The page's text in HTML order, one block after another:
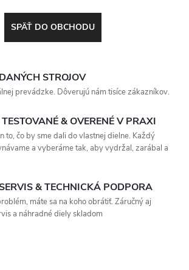
SPÄŤ DO OBCHODU
STROJOV
prevádzke. Dôverujú nám tisíce zákazníkov.
& OVERENÉ V PRAXI
to, čo by sme dali do vlastnej dielne. Každý
a vyberáme tak, aby vydržal, zarábal a
& TECHNICKÁ PODPORA
máte sa na koho obrátiť. Záručný aj
a náhradné diely skladom